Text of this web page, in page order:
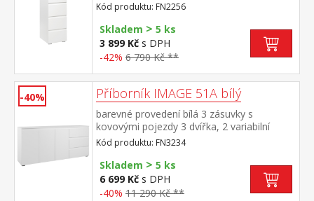
Kód produktu: FN2256
Skladem > 5 ks
3 899 Kč s DPH
-42% 6 790 Kč **
-40% Příborník IMAGE 51A bílý
barevné provedení bílá 3 zásuvky s
kovovými pojezdy 3 dvířka, 2 variabilní
police
Kód produktu: FN3234
Skladem > 5 ks
6 699 Kč s DPH
-40% 11 290 Kč **